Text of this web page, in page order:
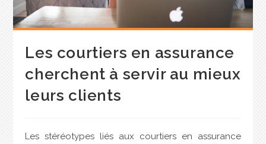
Les courtiers en assurance
cherchent à servir au mieux
leurs clients
Les stéréotypes liés aux courtiers en assurance